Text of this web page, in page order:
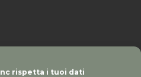
rispetta i tuoi dati